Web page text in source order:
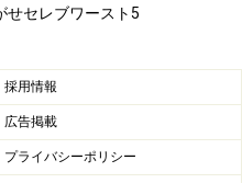
せセレブワースト5
採用情報
広告掲載
プライバシーポリシー